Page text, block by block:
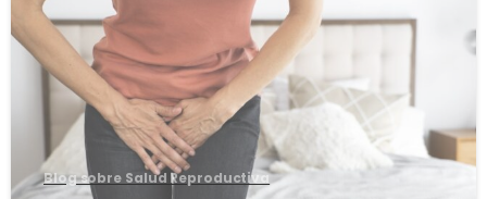
Blog sobre Salud Reproductiva